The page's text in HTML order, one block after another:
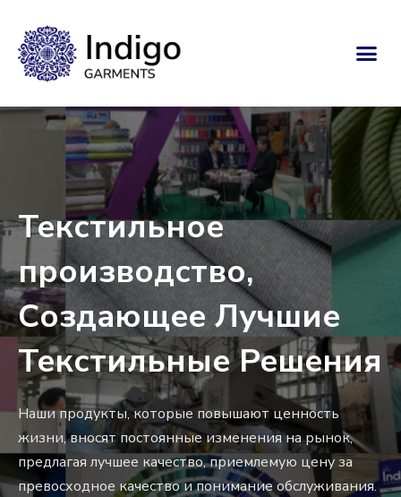
Текстильное
производство,
Создающее Лучшие
Текстильные Решения
Наши продукты, которые повышают ценность
жизни, вносят постоянные изменения на рынок,
предлагая лучшее качество, приемлемую цену за
превосходное качество и понимание обслуживания.